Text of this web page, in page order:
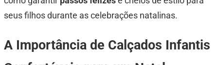
seus filhos durante as celebrações natalinas.
A Importância de Calçados Infantis